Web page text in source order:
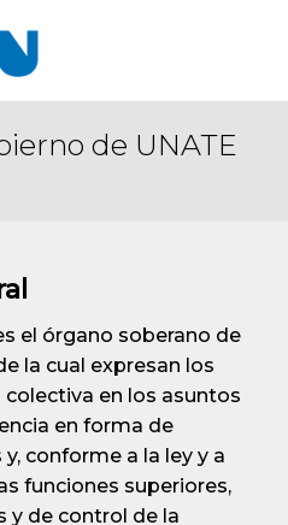
de UNATE
el órgano soberano de
la cual expresan los
en los asuntos
en forma de
conforme a la ley y a
funciones superiores,
y de control de la